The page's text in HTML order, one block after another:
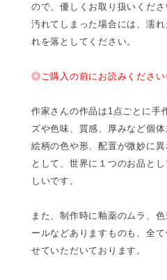
ので、優しくお取り扱いくださ
汚れてしまった場合には、濡
れを落としてください。
◎ご購入の前にお読みくださ
作家さんの作品は1点ごとに手
ズや色味、質感、厚みなど個体
絵柄の色や形、配置が微妙に
として、世界に１つのお品と
しいです。
また、制作時に釉薬のムラ、
ールなどありますものも、全
せていただいております。